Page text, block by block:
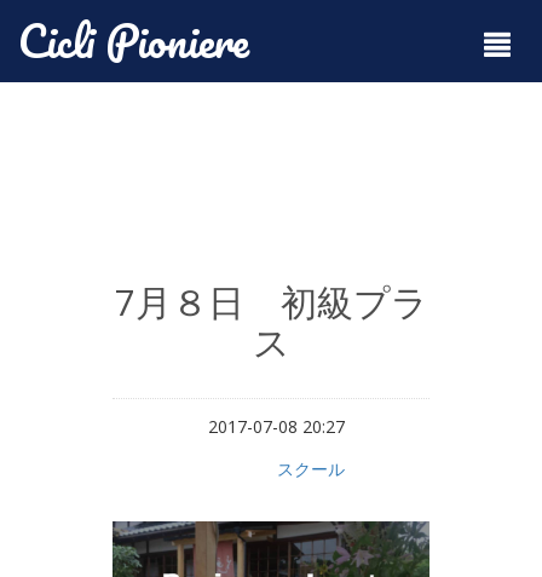
Cicli Pioniere
7月８日 初級プラ
ス
2017-07-08 20:27
スクール